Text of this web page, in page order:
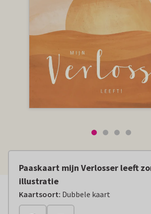
Paaskaart mijn Verlosser leeft
illustratie
Kaartsoort: Dubbele kaart